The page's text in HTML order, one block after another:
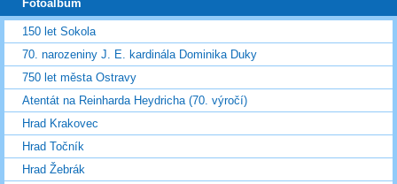
Fotoalbum
150 let Sokola
70. narozeniny J. E. kardinála Dominika Duky
750 let města Ostravy
Atentát na Reinharda Heydricha (70. výročí)
Hrad Krakovec
Hrad Točník
Hrad Žebrák